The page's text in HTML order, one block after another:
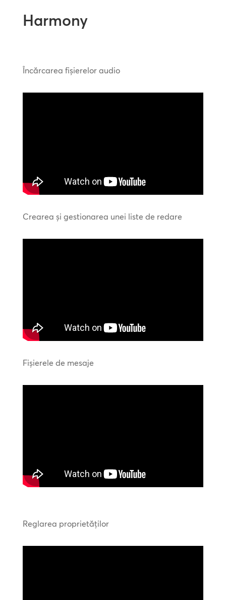
Harmony
Încărcarea fișierelor audio
Crearea și gestionarea unei liste de redare
Fişierele de mesaje
Reglarea proprietăților